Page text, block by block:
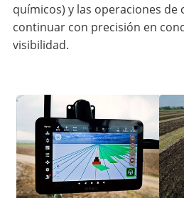
químicos) y las operaciones de
continuar con precisión en
visibilidad.